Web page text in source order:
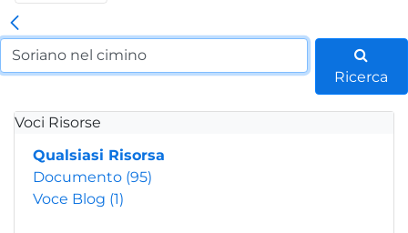
Ricerca
Voci Risorse
Qualsiasi Risorsa
Documento (95)
Voce Blog (1)